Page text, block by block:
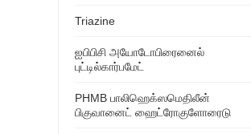
Triazine
ஐபிபிசி அயோடோபிரைனைல்
புட்டில்கார்பமேட்
PHMB பாலிஹெக்ஸமெதிலீன்
பிகுவானைட் ஹைட்ரோகுளோரைடு